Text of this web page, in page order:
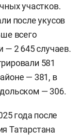
участков.
после укусов
всего
— 2 645 случаев.
581
— 381, в
— 306.
года после
Татарстана